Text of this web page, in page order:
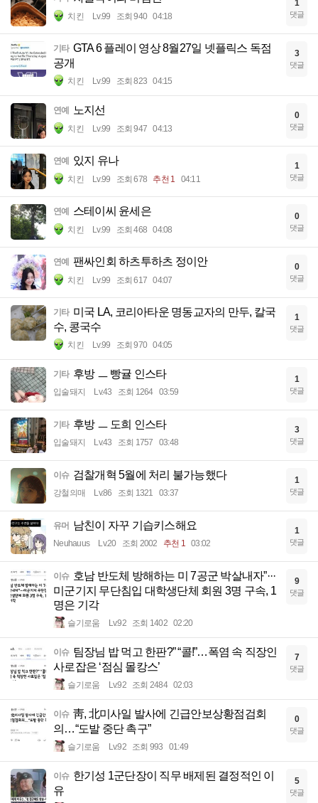
치킨 Lv.99 조회 940 04:18
1
댓글
기타 GTA 6 플레이 영상 8월27일 넷플릭스 독점
공개
치킨 Lv.99 조회 823 04:15
3
댓글
연예 노지선
치킨 Lv.99 조회 947 04:13
0
댓글
연예 있지 유나
치킨 Lv.99 조회 678 추천 1 04:11
1
댓글
연예 스테이씨 윤세은
치킨 Lv.99 조회 468 04:08
0
댓글
연예 팬싸인회 하츠투하츠 정이안
치킨 Lv.99 조회 617 04:07
0
댓글
기타 미국 LA, 코리아타운 명동교자의 만두, 칼국
수, 콩국수
치킨 Lv.99 조회 970 04:05
1
댓글
기타 후방 ㅡ 빵귤 인스타
입술돼지 Lv.43 조회 1264 03:59
1
댓글
기타 후방 ㅡ 도희 인스타
입술돼지 Lv.43 조회 1757 03:48
3
댓글
이슈 검찰개혁 5월에 처리 불가능했다
강철의매 Lv.86 조회 1321 03:37
1
댓글
유머 남친이 자꾸 기습키스해요
Neuhauus Lv.20 조회 2002 추천 1 03:02
1
댓글
이슈 호남 반도체 방해하는 미 7공군 박살내자”···
미군기지 무단침입 대학생단체 회원 3명 구속, 1
명은 기각
슬기로움 Lv.92 조회 1402 02:20
9
댓글
이슈 팀장님 밥 먹고 한판?” “콜!”…폭염 속 직장인
사로잡은 ‘점심 몰캉스’
슬기로움 Lv.92 조회 2484 02:03
7
댓글
이슈 靑, 北미사일 발사에 긴급안보상황점검회
의…“도발 중단 촉구”
슬기로움 Lv.92 조회 993 01:49
0
댓글
이슈 한기성 1군단장이 직무 배제된 결정적인 이
유
5
댓글